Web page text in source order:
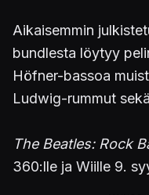
Aikaisemmin
bundlesta löytyy
Höfner-bassoa
Ludwig-rummut
The Beatles: Rock
360:lle ja Wiille 9.